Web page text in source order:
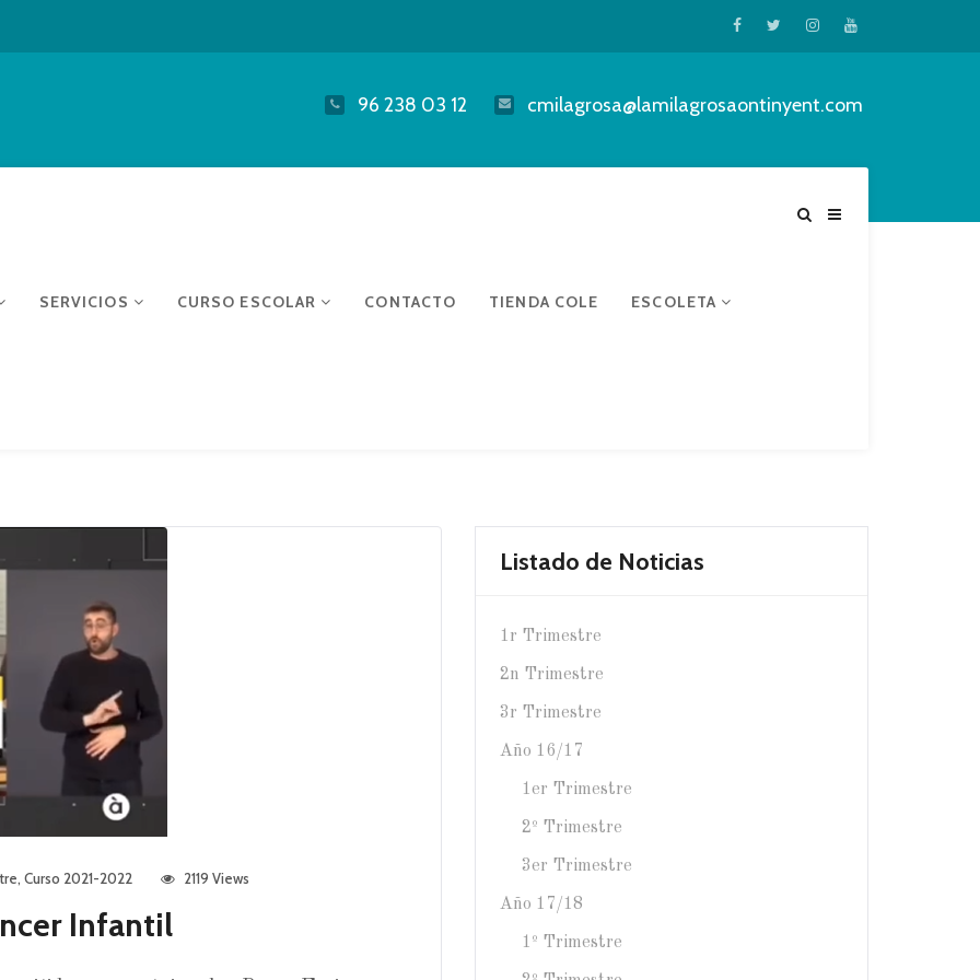
96 238 03 12 cmilagrosa@lamilagrosaontinyent.com
SERVICIOS CURSO ESCOLAR CONTACTO TIENDA COLE ESCOLETA
, Curso 2021-2022 2119 Views
Infantil
Listado de Noticias
1r Trimestre
2n Trimestre
3r Trimestre
Año 16/17
1er Trimestre
2º Trimestre
3er Trimestre
Año 17/18
1º Trimestre